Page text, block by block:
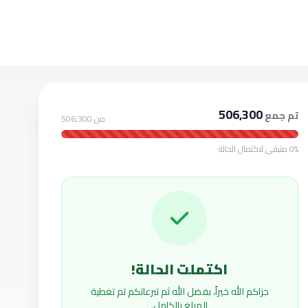
تم جمع506,300
من 506,300
0% متبقي لاكتمال الحالة
اكتملت الحالة!
جزاكم الله خيراً، بفضل الله ثم تبرعاتكم تم تغطية